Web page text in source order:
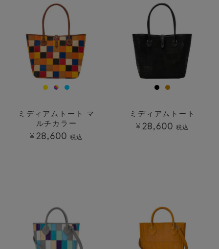
ミディアムトート マ
ルチカラー
¥ 28,600 税込
ミディアムトート
¥ 28,600 税込